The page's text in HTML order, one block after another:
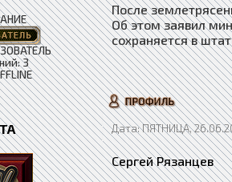
3
После
Об этом заявил
сохраняется в
Дата: ПЯТНИЦА,
Сергей Рязанцев